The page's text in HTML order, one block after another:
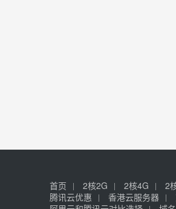
首页 2核2G 2核4G 2
腾讯云优惠
香港云服务器